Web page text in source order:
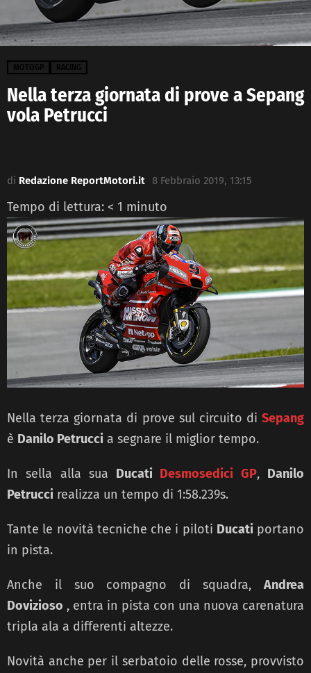
MOTOGP RACING
Nella terza giornata di prove a Sepang
vola Petrucci
di Redazione ReportMotori.it 8 Febbraio 2019, 13:15
Tempo di lettura: < 1 minuto
Nella terza giornata di prove sul circuito di Sepang
è Danilo Petrucci a segnare il miglior tempo.
In sella alla sua Ducati Desmosedici GP, Danilo
Petrucci realizza un tempo di 1:58.239s.
Tante le novità tecniche che i piloti Ducatiportano
in pista.
Anche il suo compagno di squadra, Andrea
Dovizioso , entra in pista con una nuova carenatura
tripla ala a differenti altezze.
Novità anche per il serbatoio delle rosse, provvisto